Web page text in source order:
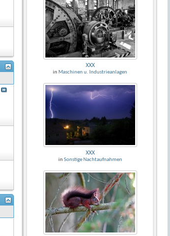
XXX
in Maschinen u. Industrieanlagen
XXX
in Sonstige Nachtaufnahmen